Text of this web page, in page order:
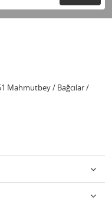
Mahmutbey / Bağcılar /